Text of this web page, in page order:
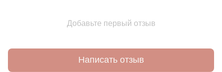
Добавьте первый отзыв
Написать отзыв